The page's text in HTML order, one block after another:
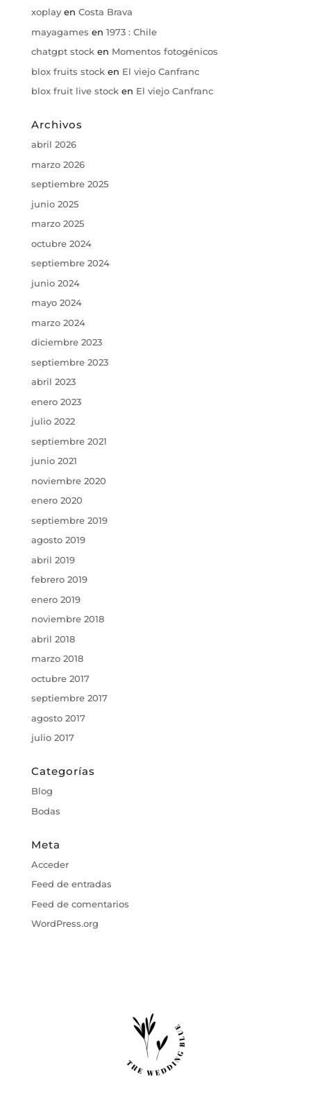
xoplayen Costa Brava
mayagames en 1973 : Chile
chatgpt stocken Momentos fotogénicos
blox fruits stocken El viejo Canfranc
blox fruit live stocken El viejo Canfranc
Archivos
abril 2026
marzo 2026
septiembre 2025
junio 2025
marzo 2025
octubre 2024
septiembre 2024
junio 2024
mayo 2024
marzo 2024
diciembre 2023
septiembre 2023
abril 2023
enero 2023
julio 2022
septiembre 2021
junio 2021
noviembre 2020
enero 2020
septiembre 2019
agosto 2019
abril 2019
febrero 2019
enero 2019
noviembre 2018
abril 2018
marzo 2018
octubre 2017
septiembre 2017
agosto 2017
julio 2017
Categorías
Blog
Bodas
Meta
Acceder
Feed de entradas
Feed de comentarios
WordPress.org